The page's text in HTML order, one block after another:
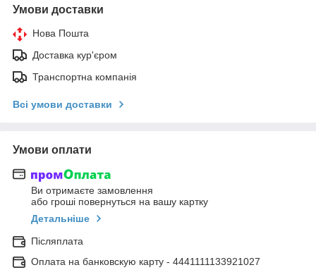
Умови доставки
Нова Пошта
Доставка кур'єром
Транспортна компанія
Всі умови доставки
Умови оплати
Ви отримаєте замовлення
або гроші повернуться на вашу картку
Детальніше
Післяплата
Оплата на банковскую карту - 4441111133921027